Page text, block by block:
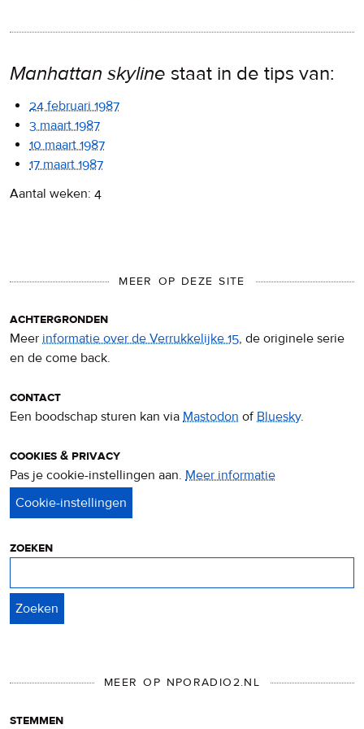
Manhattan skyline staat in de tips van:
24 februari 1987
3 maart 1987
10 maart 1987
17 maart 1987
Aantal weken: 4
MEER OP DEZE SITE
achtergronden
Meer informatie over de Verrukkelijke 15, de originele serie
en de come back.
contact
Een boodschap sturen kan via Mastodon ofBluesky.
cookies & privacy
Pas je cookie-instellingen aan. Meer informatie
zoeken
MEER OP NPORADIO2.NL
stemmen